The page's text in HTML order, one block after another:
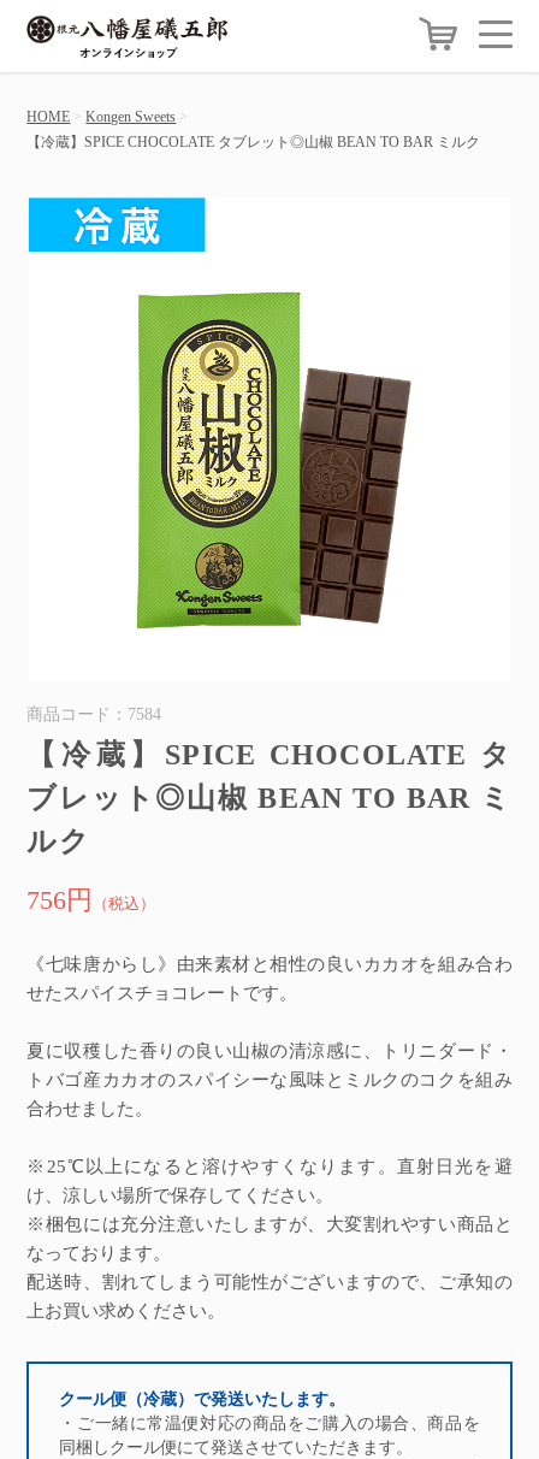
HOME
Kongen Sweets
【冷蔵】SPICE CHOCOLATE タブレット◎山椒 BEAN TO BAR ミルク
商品コード：7584
【冷蔵】SPICE CHOCOLATE タ
ブレット◎山椒 BEAN TO BAR ミ
ルク
756円 （税込）
《七味唐からし》由来素材と相性の良いカカオを組み合わ
せたスパイスチョコレートです。
夏に収穫した香りの良い山椒の清涼感に、トリニダード・
トバゴ産カカオのスパイシーな風味とミルクのコクを組み
合わせました。
※25℃以上になると溶けやすくなります。直射日光を避
け、涼しい場所で保存してください。
※梱包には充分注意いたしますが、大変割れやすい商品と
なっております。
配送時、割れてしまう可能性がございますので、ご承知の
上お買い求めください。
クール便（冷蔵）で発送いたします。
・ご一緒に常温便対応の商品をご購入の場合、商品を
同梱しクール便にて発送させていただきます。